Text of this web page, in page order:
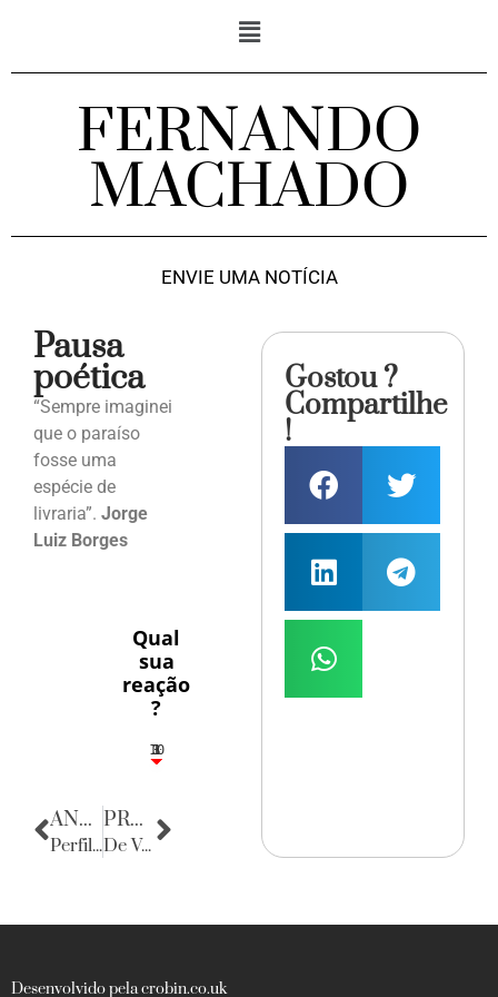
FERNANDO
MACHADO
ENVIE UMA NOTÍCIA
Pausa
poética
“Sempre imaginei
que o paraíso
fosse uma
espécie de
livraria”. Jorge
Luiz Borges
Qual
sua
reação
?
3
1
1
3
10
ANTERIOR
Perfil do Consumidor: Edda Malaquias
PRÓXIMA
De Volta para o Passado
Gostou ?
Compartilhe
!
Desenvolvido pela crobin.co.uk